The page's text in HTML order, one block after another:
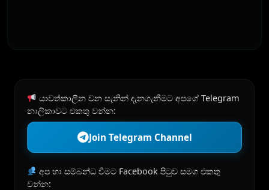
යාවත්කාලීන වන සැනින් දැනගැනීමට අපගේ Telegram
නාලිකාවට එකතු වන්න:
Join Telegram Channel
අප හා සම්බන්ධ වීමට Facebook පිටුව සමග එකතු
වන්න: